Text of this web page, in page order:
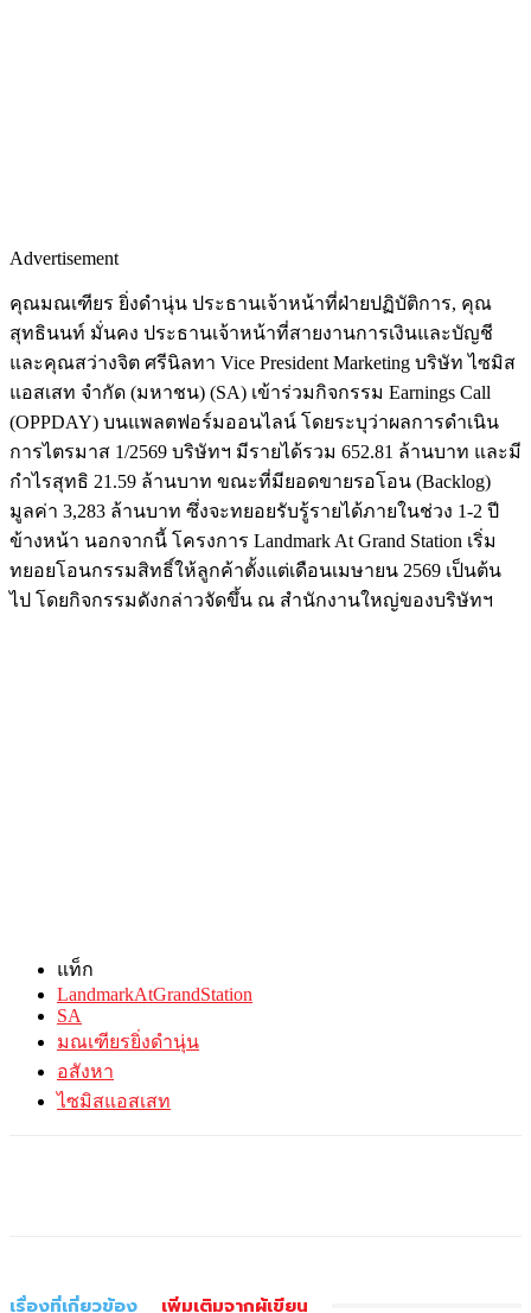
Advertisement
คุณมณเฑียร ยิ่งดำนุ่น ประธานเจ้าหน้าที่ฝ่ายปฏิบัติการ, คุณ
สุทธินนท์ มั่นคง ประธานเจ้าหน้าที่สายงานการเงินและบัญชี
และคุณสว่างจิต ศรีนิลทา Vice President Marketing บริษัท ไซมิส
แอสเสท จำกัด (มหาชน) (SA) เข้าร่วมกิจกรรม Earnings Call
(OPPDAY) บนแพลตฟอร์มออนไลน์ โดยระบุว่าผลการดำเนิน
การไตรมาส 1/2569 บริษัทฯ มีรายได้รวม 652.81 ล้านบาท และมี
กำไรสุทธิ 21.59 ล้านบาท ขณะที่มียอดขายรอโอน (Backlog)
มูลค่า 3,283 ล้านบาท ซึ่งจะทยอยรับรู้รายได้ภายในช่วง 1-2 ปี
ข้างหน้า นอกจากนี้ โครงการ Landmark At Grand Station เริ่ม
ทยอยโอนกรรมสิทธิ์ให้ลูกค้าตั้งแต่เดือนเมษายน 2569 เป็นต้น
ไป โดยกิจกรรมดังกล่าวจัดขึ้น ณ สำนักงานใหญ่ของบริษัทฯ
แท็ก
LandmarkAtGrandStation
SA
มณเฑียรยิ่งดำนุ่น
อสังหา
ไซมิสแอสเสท
เรื่องที่เกี่ยวข้อง เพิ่มเติมจากผู้เขียน